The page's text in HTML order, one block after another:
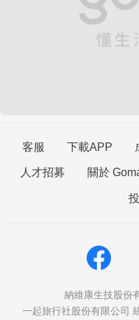
客服 下載APP
人才招募 關於
納維康生技股份
一起旅行社股份有限公司